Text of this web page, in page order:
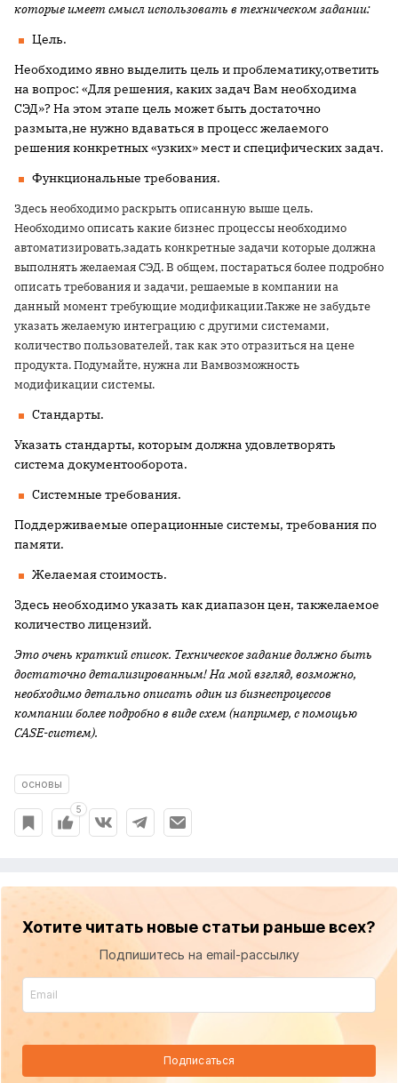
которые имеет смысл использовать в техническом задании:
Цель.
Необходимо явно выделить цель и проблематику,ответить
на вопрос: «Для решения, каких задач Вам необходима
СЭД»? На этом этапе цель может быть достаточно
размыта,не нужно вдаваться в процесс желаемого
решения конкретных «узких» мест и специфических задач.
Функциональные требования.
Здесь необходимо раскрыть описанную выше цель.
Необходимо описать какие бизнес процессы необходимо
автоматизировать,задать конкретные задачи которые должна
выполнять желаемая СЭД. В общем, постараться более подробно
описать требования и задачи, решаемые в компании на
данный момент требующие модификации.Также не забудьте
указать желаемую интеграцию с другими системами,
количество пользователей, так как это отразиться на цене
продукта. Подумайте, нужна ли Вамвозможность
модификации системы.
Стандарты.
Указать стандарты, которым должна удовлетворять
система документооборота.
Системные требования.
Поддерживаемые операционные системы, требования по
памяти.
Желаемая стоимость.
Здесь необходимо указать как диапазон цен, такжелаемое
количество лицензий.
Это очень краткий список. Техническое задание должно быть
достаточно детализированным!На мой взгляд, возможно,
необходимо детально описать один из бизнеспроцессов
компании более подробно в виде схем (например, с помощью
CASE-систем).
основы
5
Хотите читать новые статьи раньше всех?
Подпишитесь на email-рассылку
Подписаться